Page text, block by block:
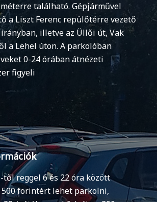
található. Gépjárművel
a Liszt Ferenc repülőtérre vezető
illetve az Üllői út, Vak
a Lehel úton. A parkolóban
0-24 órában átnézeti
figyeli
től reggel 6 és 22 óra között
forintért lehet parkolni,